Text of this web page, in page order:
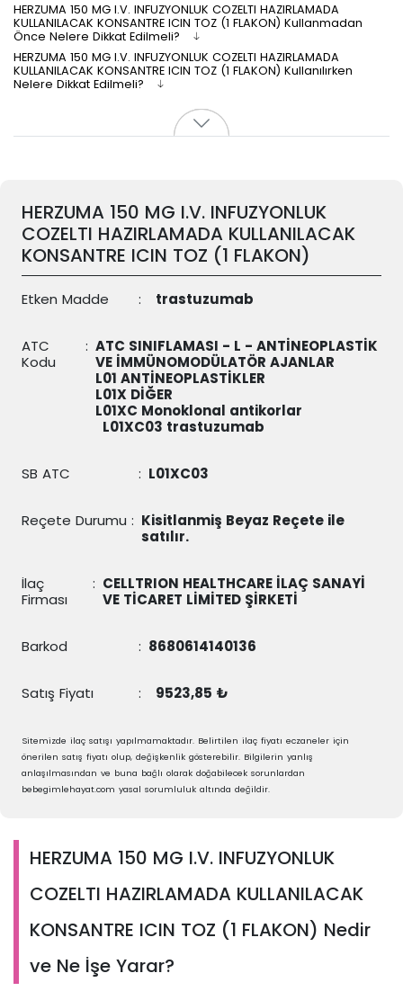
HERZUMA 150 MG I.V. INFUZYONLUK COZELTI HAZIRLAMADA
KULLANILACAK KONSANTRE ICIN TOZ (1 FLAKON) Kullanmadan
Önce Nelere Dikkat Edilmeli?
HERZUMA 150 MG I.V. INFUZYONLUK COZELTI HAZIRLAMADA
KULLANILACAK KONSANTRE ICIN TOZ (1 FLAKON) Kullanılırken
Nelere Dikkat Edilmeli?
HERZUMA 150 MG I.V. INFUZYONLUK
COZELTI HAZIRLAMADA KULLANILACAK
KONSANTRE ICIN TOZ (1 FLAKON)
Etken Madde : trastuzumab
ATC
Kodu
: ATC SINIFLAMASI - L - ANTİNEOPLASTİK
VE İMMÜNOMODÜLATÖR AJANLAR
L01 ANTİNEOPLASTİKLER
L01X DİĞER
L01XC Monoklonal antikorlar
L01XC03 trastuzumab
SB ATC : L01XC03
Reçete Durumu : Kisitlanmiş Beyaz Reçete ile
satılır.
İlaç
Firması
: CELLTRION HEALTHCARE İLAÇ SANAYİ
VE TİCARET LİMİTED ŞİRKETİ
Barkod : 8680614140136
Satış Fiyatı : 9523,85 ₺
Sitemizde ilaç satışı yapılmamaktadır. Belirtilen ilaç fiyatı eczaneler için
önerilen satış fiyatı olup, değişkenlik gösterebilir. Bilgilerin yanlış
anlaşılmasından ve buna bağlı olarak doğabilecek sorunlardan
bebegimlehayat.com yasal sorumluluk altında değildir.
HERZUMA 150 MG I.V. INFUZYONLUK
COZELTI HAZIRLAMADA KULLANILACAK
KONSANTRE ICIN TOZ (1 FLAKON) Nedir
ve Ne İşe Yarar?